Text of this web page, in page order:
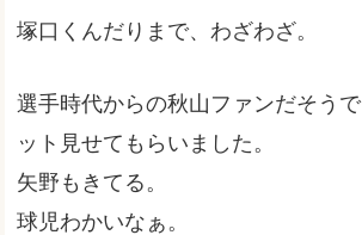
塚口くんだりまで、わざわざ。
選手時代からの秋山ファンだそう
ット見せてもらいました。
矢野もきてる。
球児わかいなぁ。